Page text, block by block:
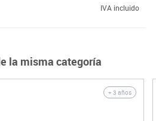
lavable para una limpieza rápida e
IVA incluido
la misma categoría
+ 3 años